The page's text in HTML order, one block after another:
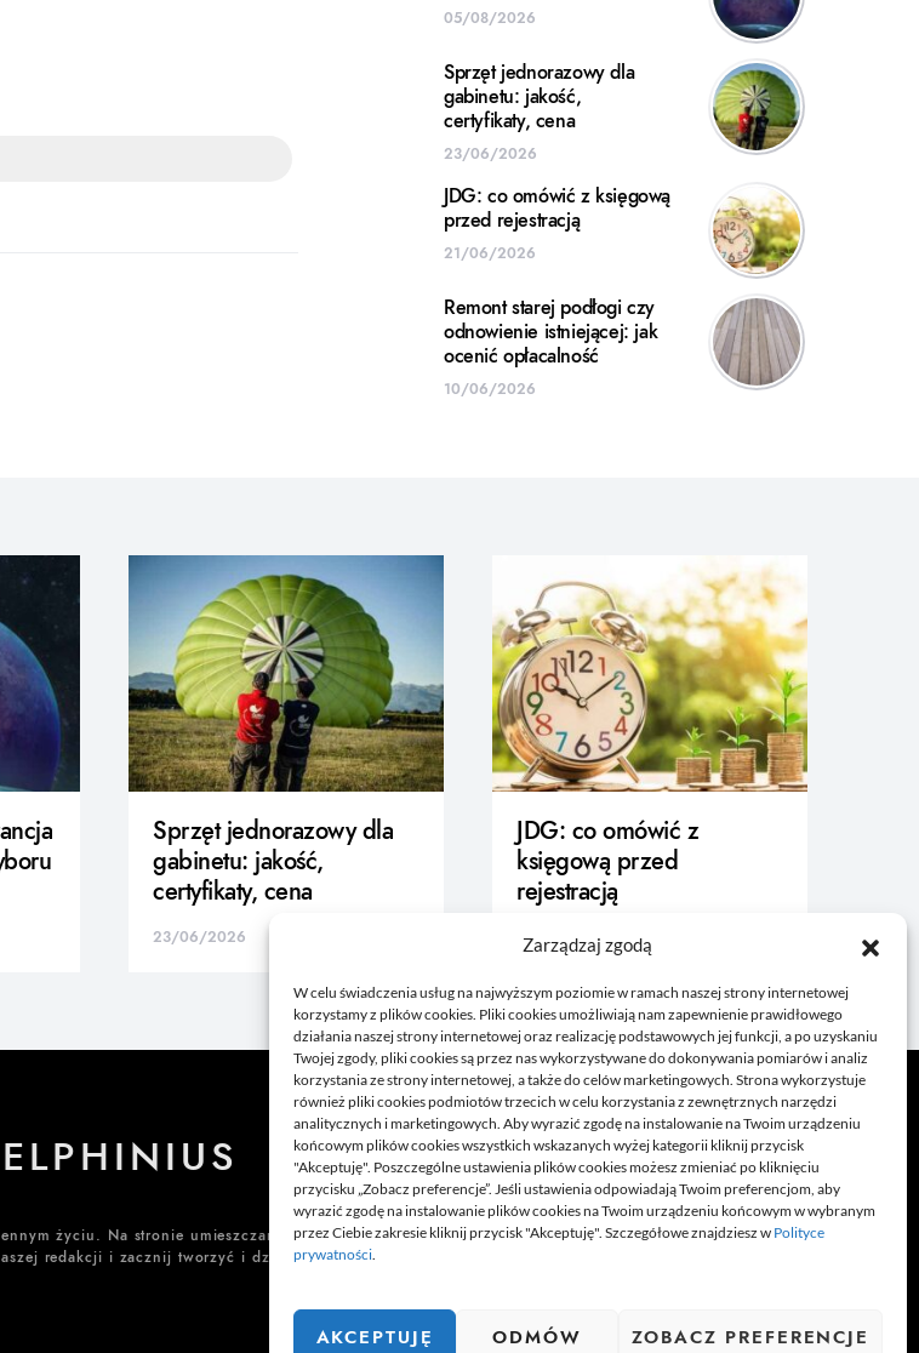
Zarządzaj zgodą
W celu świadczenia usług na najwyższym poziomie w ramach naszej strony internetowej
korzystamy z plików cookies. Pliki cookies umożliwiają nam zapewnienie prawidłowego
działania naszej strony internetowej oraz realizację podstawowych jej funkcji, a po uzyskaniu
Twojej zgody, pliki cookies są przez nas wykorzystywane do dokonywania pomiarów i analiz
korzystania ze strony internetowej, a także do celów marketingowych. Strona wykorzystuje
również pliki cookies podmiotów trzecich w celu korzystania z zewnętrznych narzędzi
analitycznych i marketingowych. Aby wyrazić zgodę na instalowanie na Twoim urządzeniu
końcowym plików cookies wszystkich wskazanych wyżej kategorii kliknij przycisk
"Akceptuję". Poszczególne ustawienia plików cookies możesz zmieniać po kliknięciu
przycisku „Zobacz preferencje”. Jeśli ustawienia odpowiadają Twoim preferencjom, aby
wyrazić zgodę na instalowanie plików cookies na Twoim urządzeniu końcowym w wybranym
przez Ciebie zakresie kliknij przycisk "Akceptuję". Szczegółowe znajdziesz w Polityce
prywatności.
AKCEPTUJĘ ODMÓW ZOBACZ PREFERENCJE
05/08/2026
Sprzęt jednorazowy dla
gabinetu: jakość,
certyfikaty, cena
23/06/2026
JDG: co omówić z księgową
przed rejestracją
21/06/2026
Remont starej podłogi czy
odnowienie istniejącej: jak
ocenić opłacalność
10/06/2026
Sprzęt jednorazowy dla
gabinetu: jakość,
certyfikaty, cena
23/06/2026
JDG: co omówić z
księgową przed
rejestracją
21/06/2026
życiu. Na stronie umieszczamy także ciekawe poradniki czy felietony. Jeżeli lubisz pisać na ciekawe
redakcji i zacznij tworzyć i dzielić się swoją wiedzą z innymi.